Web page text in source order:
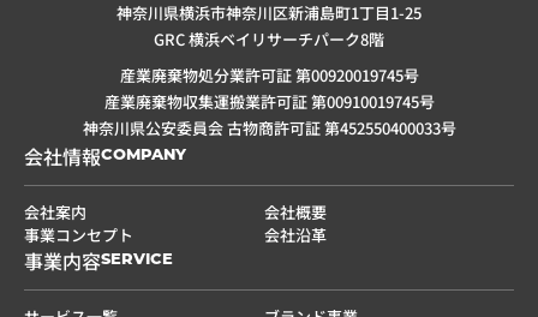
神奈川県横浜市神奈川区新浦島町1丁目1-25
GRC 横浜ベイリサーチパーク8階
産業廃棄物処分業許可証 第00920019745号
産業廃棄物収集運搬業許可証 第00910019745号
神奈川県公安委員会 古物商許可証 第452550400033号
COMPANY
会社情報
会社案内
会社概要
事業コンセプト
会社沿革
SERVICE
事業内容